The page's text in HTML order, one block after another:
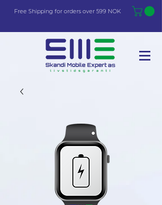
Free Shipping for orders over 599 NOK